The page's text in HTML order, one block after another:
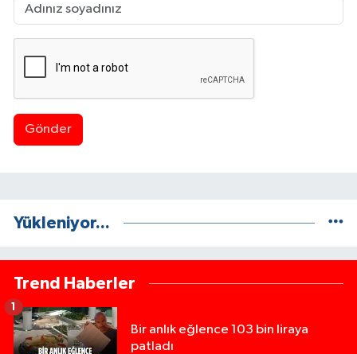
Gönder
Yükleniyor...
Trend Haberler
Bir anlık eğlence 103 bin liraya
patladı
1